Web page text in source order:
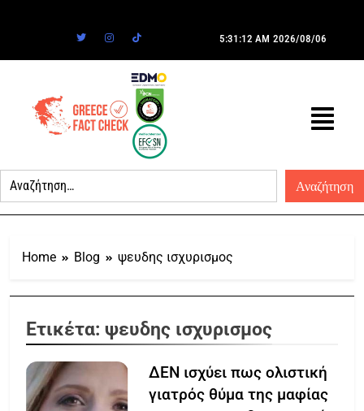
5:31:12 AM 2026/08/06
Home Blog ψευδης ισχυρισμος
Ετικέτα: ψευδης ισχυρισμος
ΔΕΝ ισχύει πως ολιστική
γιατρός θύμα της μαφίας